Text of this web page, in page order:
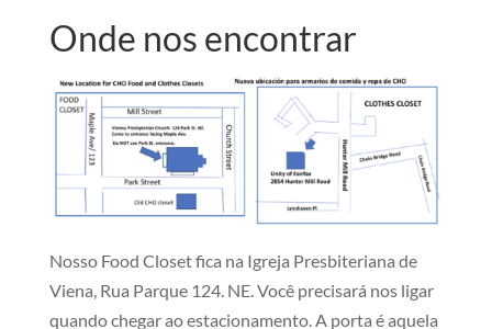
Onde nos encontrar
Nosso Food Closet fica na Igreja Presbiteriana de
Viena, Rua Parque 124. NE. Você precisará nos ligar
quando chegar ao estacionamento. A porta é aquela